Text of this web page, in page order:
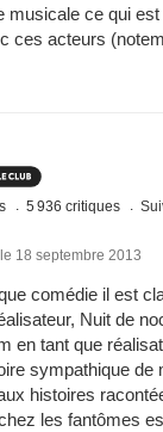
musicale ce qui
ces acteurs
5 936 critiques
18 septembre 2013
comédie il est
Nuit de
en tant que
sympathique de
histoires
les fantômes